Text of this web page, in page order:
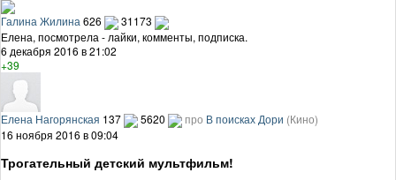
Галина Жилина 626
31173
Елена, посмотрела - лайки, комменты, подписка.
6 декабря 2016 в 21:02
+39
Елена Нагорянская 137 5620 про В поисках Дори (Кино)
16 ноября 2016 в 09:04
Трогательный детский мультфильм!